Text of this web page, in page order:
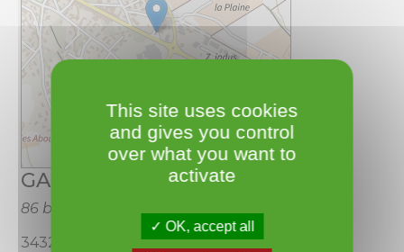
Leaflet
GARCIA André
86 bis, avenue de Pézenas
34320 Roujan
This site uses cookies
and gives you control
over what you want to
activate
OK, accept all